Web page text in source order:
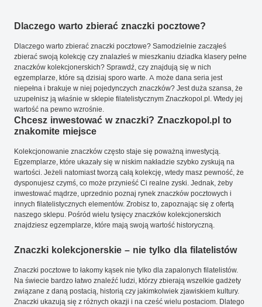
Dlaczego warto zbierać znaczki pocztowe?
Dlaczego warto zbierać znaczki pocztowe? Samodzielnie zacząłeś
zbierać swoją kolekcję czy znalazłeś w mieszkaniu dziadka klasery pełne
znaczków kolekcjonerskich? Sprawdź, czy znajdują się w nich
egzemplarze, które są dzisiaj sporo warte. A może dana seria jest
niepełna i brakuje w niej pojedynczych znaczków? Jest duża szansa, że
uzupełnisz ją właśnie w sklepie filatelistycznym Znaczkopol.pl. Wtedy jej
wartość na pewno wzrośnie.
Chcesz inwestować w znaczki? Znaczkopol.pl to
znakomite miejsce
Kolekcjonowanie znaczków często staje się poważną inwestycją.
Egzemplarze, które ukazały się w niskim nakładzie szybko zyskują na
wartości. Jeżeli natomiast tworzą całą kolekcję, wtedy masz pewność, że
dysponujesz czymś, co może przynieść Ci realne zyski. Jednak, żeby
inwestować mądrze, uprzednio poznaj rynek znaczków pocztowych i
innych filatelistycznych elementów. Zrobisz to, zapoznając się z ofertą
naszego sklepu. Pośród wielu tysięcy znaczków kolekcjonerskich
znajdziesz egzemplarze, które mają swoją wartość historyczną.
Znaczki kolekcjonerskie – nie tylko dla filatelistów
Znaczki pocztowe to łakomy kąsek nie tylko dla zapalonych filatelistów.
Na świecie bardzo łatwo znaleźć ludzi, którzy zbierają wszelkie gadżety
związane z daną postacią, historią czy jakimkolwiek zjawiskiem kultury.
Znaczki ukazują się z różnych okazji i na cześć wielu postaciom. Dlatego